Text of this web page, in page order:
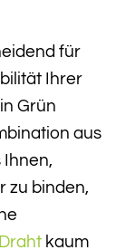
für
Ihrer
Grün
aus
Ihnen,
zu binden,
Draht kaum